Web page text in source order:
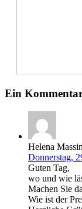
Ein
Helena
Donnerstag,
Guten Tag,
wo und wie
Machen Sie
Wie ist der